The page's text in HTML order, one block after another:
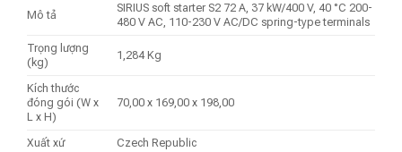
Mô tả
SIRIUS soft starter S2 72 A, 37 kW/400 V, 40 °C 200-
480 V AC, 110-230 V AC/DC spring-type terminals
Trọng lượng
(kg)
1,284 Kg
Kích thước
đóng gói (W x
L x H)
70,00 x 169,00 x 198,00
Xuất xứ
Czech Republic